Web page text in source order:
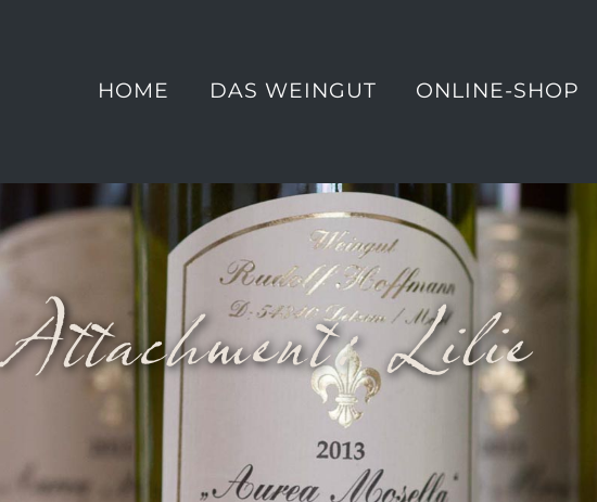
HOME DAS WEINGUT ONLINE-SHOP
Attachment: Lilie